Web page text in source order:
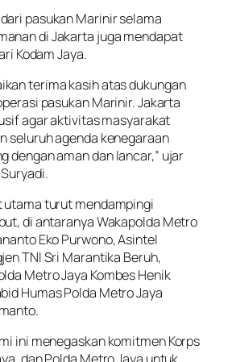
pasukan Marinir selama
di Jakarta juga mendapat
Kodam Jaya.
terima kasih atas dukungan
pasukan Marinir. Jakarta
agar aktivitas masyarakat
seluruh agenda kenegaraan
dengan aman dan lancar,” ujar
utama turut mendampingi
di antaranya Wakapolda Metro
Eko Purwono, Asintel
TNI Sri Marantika Beruh,
Metro Jaya Kombes Henik
Humas Polda Metro Jaya
ini menegaskan komitmen Korps